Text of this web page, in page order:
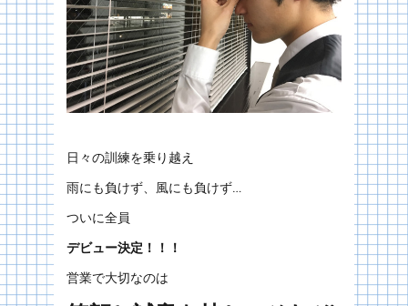
日々の訓練を乗り越え
雨にも負けず、風にも負けず…
ついに全員
デビュー決定！！！
営業で大切なのは